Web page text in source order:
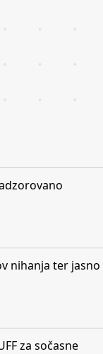
nihanja ter jasno
za sočasne